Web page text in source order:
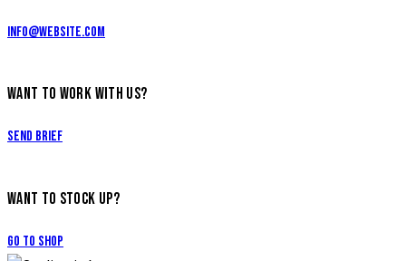
info@website.com
WANT TO WORK WITH US?
Send Brief
WANT TO STOCK UP?
Go to Shop